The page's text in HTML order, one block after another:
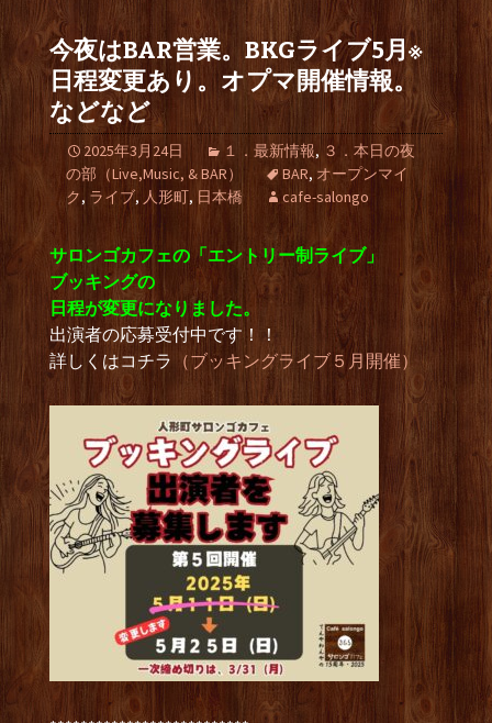
今夜はBAR営業。BKGライブ5月※
日程変更あり。オプマ開催情報。
などなど
2025年3月24日 １．最新情報, ３．本日の夜
の部（Live,Music, & BAR）
BAR, オープンマイ
ク, ライブ, 人形町, 日本橋 cafe-salongo
サロンゴカフェの「エントリー制ライブ」
ブッキングの
日程が変更になりました。
出演者の応募受付中です！！
詳しくはコチラ （ブッキングライブ５月開催）